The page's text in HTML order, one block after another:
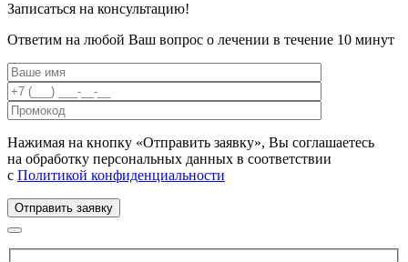
Записаться на консультацию!
Ответим на любой Ваш вопрос о лечении в течение 10 минут
Нажимая на кнопку «Отправить заявку», Вы соглашаетесь
на обработку персональных данных в соответствии
с Политикой конфиденциальности